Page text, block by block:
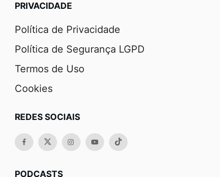
PRIVACIDADE
Política de Privacidade
Política de Segurança LGPD
Termos de Uso
Cookies
REDES SOCIAIS
PODCASTS